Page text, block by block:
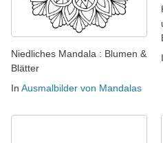
Niedliches Mandala : Blumen &
Blätter
In Ausmalbilder von Mandalas